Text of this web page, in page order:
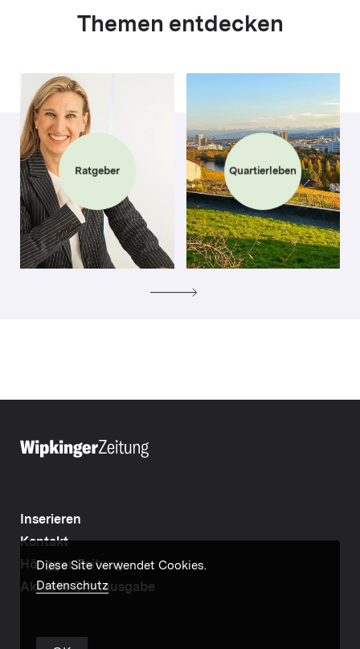
Themen entdecken
Ratgeber Quartierleben
Inserieren
Kontakt
Höngger Zeitung
Aktuelle Printausgabe
Diese Site verwendet Cookies.
Datenschutz